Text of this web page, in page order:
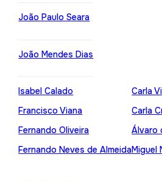
João Paulo Seara
João Mendes Dias
Isabel Calado
Francisco Viana
Fernando Oliveira
Fernando Neves de Almeida
Carla
Carla
Álvaro
Miguel